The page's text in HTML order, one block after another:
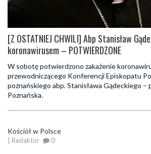
[Z OSTATNIEJ CHWILI] Abp Stanisław
koronawirusem – POTWIERDZONE
W sobotę potwierdzono zakażenie
przewodniczącego Konferencji Episkopatu
poznańskiego abp. Stanisława Gądeckiego –
Poznańska.
Kościół w Polsce
| Redaktor 0